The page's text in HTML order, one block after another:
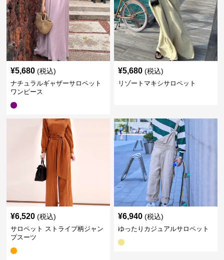
¥5,680 (税込)
ナチュラルギャザーサロペット
ワンピース
¥5,680 (税込)
リゾートマキシサロペット
¥6,520 (税込)
サロペット ストライプ柄ジャン
プスーツ
¥6,940 (税込)
ゆったりカジュアルサロペット